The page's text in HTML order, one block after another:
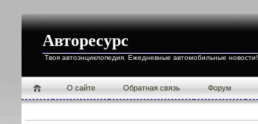
Авторесурс
Твоя автоэнциклопедия. Ежедневные автомобильные новости!
О cайте Обратная связь Форум